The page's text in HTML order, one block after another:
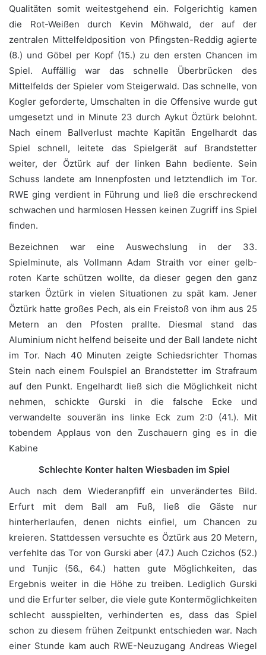
Qualitäten somit weitestgehend ein. Folgerichtig kamen
die Rot-Weißen durch Kevin Möhwald, der auf der
zentralen Mittelfeldposition von Pfingsten-Reddig agierte
(8.) und Göbel per Kopf (15.) zu den ersten Chancen im
Spiel. Auffällig war das schnelle Überbrücken des
Mittelfelds der Spieler vom Steigerwald. Das schnelle, von
Kogler geforderte, Umschalten in die Offensive wurde gut
umgesetzt und in Minute 23 durch Aykut Öztürk belohnt.
Nach einem Ballverlust machte Kapitän Engelhardt das
Spiel schnell, leitete das Spielgerät auf Brandstetter
weiter, der Öztürk auf der linken Bahn bediente. Sein
Schuss landete am Innenpfosten und letztendlich im Tor.
RWE ging verdient in Führung und ließ die erschreckend
schwachen und harmlosen Hessen keinen Zugriff ins Spiel
finden.
Bezeichnen war eine Auswechslung in der 33.
Spielminute, als Vollmann Adam Straith vor einer gelb-
roten Karte schützen wollte, da dieser gegen den ganz
starken Öztürk in vielen Situationen zu spät kam. Jener
Öztürk hatte großes Pech, als ein Freistoß von ihm aus 25
Metern an den Pfosten prallte. Diesmal stand das
Aluminium nicht helfend beiseite und der Ball landete nicht
im Tor. Nach 40 Minuten zeigte Schiedsrichter Thomas
Stein nach einem Foulspiel an Brandstetter im Strafraum
auf den Punkt. Engelhardt ließ sich die Möglichkeit nicht
nehmen, schickte Gurski in die falsche Ecke und
verwandelte souverän ins linke Eck zum 2:0 (41.). Mit
tobendem Applaus von den Zuschauern ging es in die
Kabine
Schlechte Konter halten Wiesbaden im Spiel
Auch nach dem Wiederanpfiff ein unverändertes Bild.
Erfurt mit dem Ball am Fuß, ließ die Gäste nur
hinterherlaufen, denen nichts einfiel, um Chancen zu
kreieren. Stattdessen versuchte es Öztürk aus 20 Metern,
verfehlte das Tor von Gurski aber (47.) Auch Czichos (52.)
und Tunjic (56., 64.) hatten gute Möglichkeiten, das
Ergebnis weiter in die Höhe zu treiben. Lediglich Gurski
und die Erfurter selber, die viele gute Kontermöglichkeiten
schlecht ausspielten, verhinderten es, dass das Spiel
schon zu diesem frühen Zeitpunkt entschieden war. Nach
einer Stunde kam auch RWE-Neuzugang Andreas Wiegel